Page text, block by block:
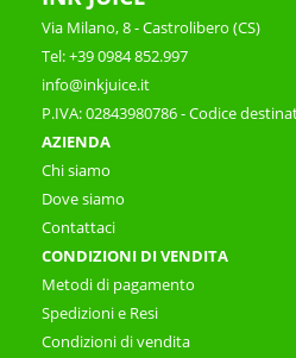
Via Milano, 8 - Castrolibero (CS)
Tel: +39 0984 852.997
info@inkjuice.it
P.IVA: 02843980786 - Codice
AZIENDA
Chi siamo
Dove siamo
Contattaci
CONDIZIONI DI VENDITA
Metodi di pagamento
Spedizioni e Resi
Condizioni di vendita